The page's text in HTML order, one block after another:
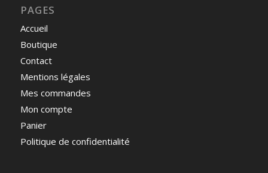
PAGES
Accueil
Boutique
Contact
Mentions légales
Mes commandes
Mon compte
Panier
Politique de confidentialité